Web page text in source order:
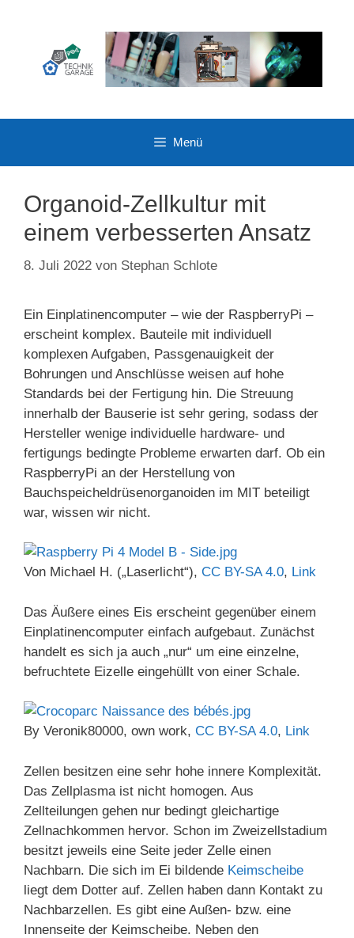
Menü
Organoid-Zellkultur mit
einem verbesserten Ansatz
8. Juli 2022 von Stephan Schlote
Ein Einplatinencomputer – wie der RaspberryPi –
erscheint komplex. Bauteile mit individuell
komplexen Aufgaben, Passgenauigkeit der
Bohrungen und Anschlüsse weisen auf hohe
Standards bei der Fertigung hin. Die Streuung
innerhalb der Bauserie ist sehr gering, sodass der
Hersteller wenige individuelle hardware- und
fertigungs bedingte Probleme erwarten darf. Ob ein
RaspberryPi an der Herstellung von
Bauchspeicheldrüsenorganoiden im MIT beteiligt
war, wissen wir nicht.
Von Michael H. („Laserlicht“), CC BY-SA 4.0, Link
Das Äußere eines Eis erscheint gegenüber einem
Einplatinencomputer einfach aufgebaut. Zunächst
handelt es sich ja auch „nur“ um eine einzelne,
befruchtete Eizelle eingehüllt von einer Schale.
By Veronik80000, own work, CC BY-SA 4.0, Link
Zellen besitzen eine sehr hohe innere Komplexität.
Das Zellplasma ist nicht homogen. Aus
Zellteilungen gehen nur bedingt gleichartige
Zellnachkommen hervor. Schon im Zweizellstadium
besitzt jeweils eine Seite jeder Zelle einen
Nachbarn. Die sich im Ei bildende Keimscheibe
liegt dem Dotter auf. Zellen haben dann Kontakt zu
Nachbarzellen. Es gibt eine Außen- bzw. eine
Innenseite der Keimscheibe. Neben den